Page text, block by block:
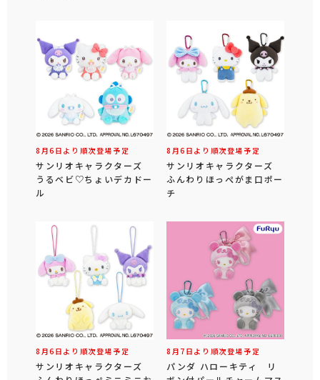
8月6日より順次登場予定
サンリオキャラクターズ
うるベビ♡ちょいデカドー
ル
8月6日より順次登場予定
サンリオキャラクターズ
ふんわりほっぺがま口ポー
チ
8月6日より順次登場予定
サンリオキャラクターズ
8月7日より順次登場予定
パンダ ハローキティ リ